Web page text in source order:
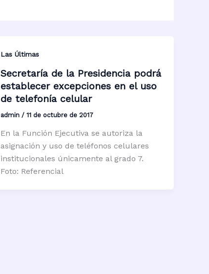
Las Últimas
Secretaría de la Presidencia podrá
establecer excepciones en el uso
de telefonía celular
admin /11 de octubre de 2017
En la Función Ejecutiva se autoriza la
asignación y uso de teléfonos celulares
institucionales únicamente al grado 7.
Foto: Referencial